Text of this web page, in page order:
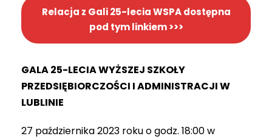
Relacja z Gali 25-lecia WSPA dostępna
pod tym linkiem >>>
GALA 25-LECIA WYŻSZEJ SZKOŁY
PRZEDSIĘBIORCZOŚCI I ADMINISTRACJI W
LUBLINIE
27 października 2023 roku o godz. 18:00 w